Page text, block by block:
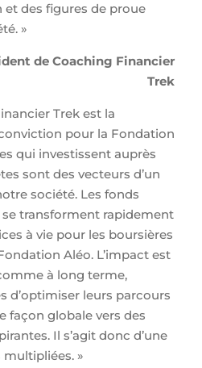
et des figures de proue
»
de Coaching Financier
Trek
Trek est la
pour la Fondation
qui investissent auprès
sont des vecteurs d’un
société. Les fonds
se transforment rapidement
à vie pour les boursières
Aléo. L’impact est
à long terme,
d’optimiser leurs parcours
façon globale vers des
Il s’agit donc d’une
»